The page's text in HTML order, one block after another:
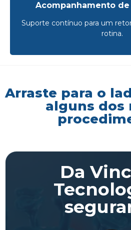
Acompanhamento
Suporte contínuo para um
rotina.
Arraste para o
alguns dos
Da